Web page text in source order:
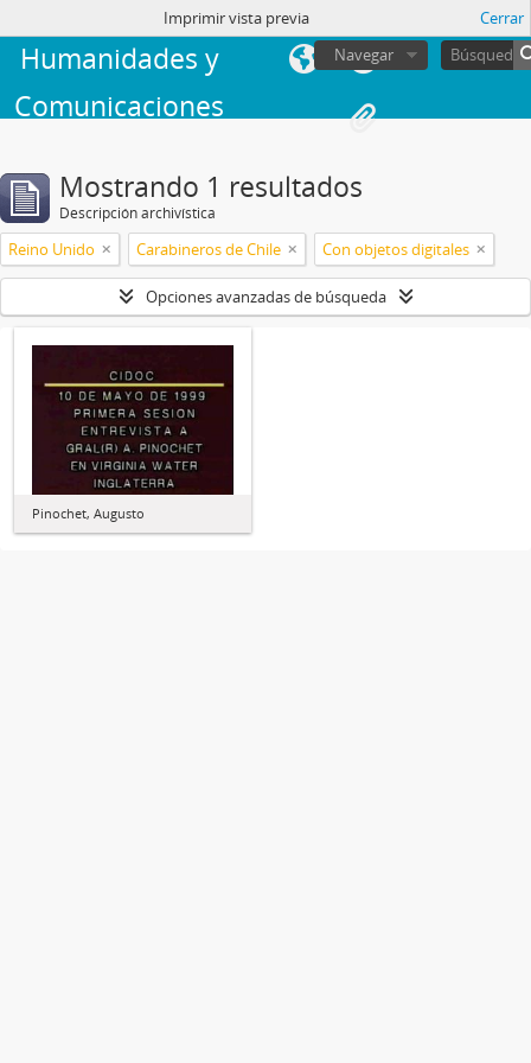
Facultad de
Humanidades y
Comunicaciones
sesión
Navegar
Imprimir vista previa Cerrar
Mostrando 1 resultados
Descripción archivística
Reino Unido Carabineros de Chile Con objetos digitales
Opciones avanzadas de búsqueda
Pinochet, Augusto